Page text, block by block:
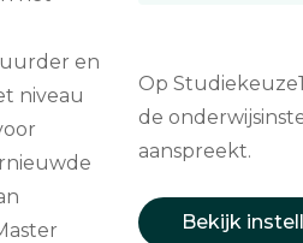
en
niveau
Op
de
aanspreekt.
Bekijk